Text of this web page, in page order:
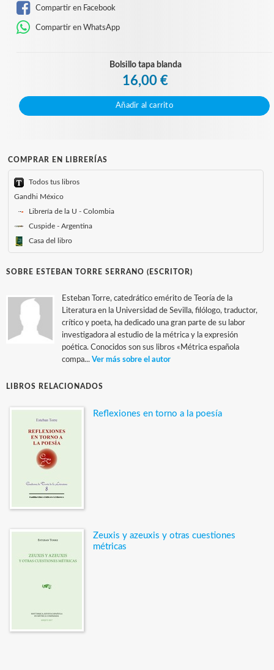
Compartir en Facebook
Compartir en WhatsApp
Bolsillo tapa blanda
16,00 €
Añadir al carrito
COMPRAR EN LIBRERÍAS
Todos tus libros
Gandhi México
Librería de la U - Colombia
Cuspide - Argentina
Casa del libro
SOBRE ESTEBAN TORRE SERRANO (ESCRITOR)
Esteban Torre, catedrático emérito de Teoría de la
Literatura en la Universidad de Sevilla, filólogo, traductor,
crítico y poeta, ha dedicado una gran parte de su labor
investigadora al estudio de la métrica y la expresión
poética. Conocidos son sus libros «Métrica española
compa... Ver más sobre el autor
LIBROS RELACIONADOS
Reflexiones en torno a la poesía
Zeuxis y azeuxis y otras cuestiones
métricas